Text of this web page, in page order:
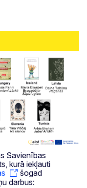
Savienības
kurā iekļauti
šogad
darbus: